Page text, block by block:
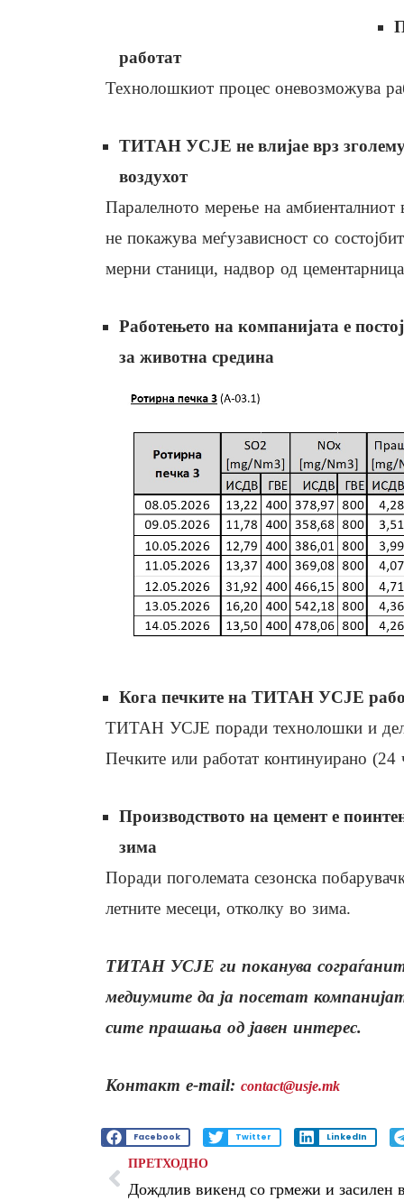
работат
Технолошкиот процес оневозможува
ТИТАН УСЈЕ не влијае врз
воздухот
Паралелното мерење на
не покажува меѓузависност со
мерни станици, надвор од
Работењето на компанијата е
за животна средина
Кога печките на ТИТАН УСЈЕ
ТИТАН УСЈЕ поради технолошки и
Печките или работат континуирано (24
Производството на цемент е
зима
Поради поголемата сезонска
летните месеци, отколку во зима.
ТИТАН УСЈЕ ги поканува
медиумите да ја посетат
сите прашања од јавен интерес.
Контакт e-mail: contact@usje.mk
Facebook Twitter LinkedIn
ПРЕТХОДНО
Дождлив викенд со грмежи и засилен